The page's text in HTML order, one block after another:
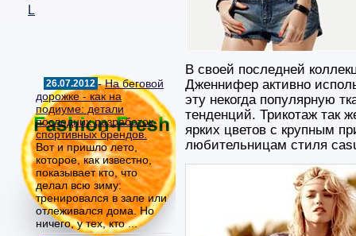
L
26.07.2012 -На беговой
дорожке - как на
подиуме: детали
последних разработок
спортивных брендов.
Вот и пришло лето,
которое, как известно,
показывает кто, что
делал всю зиму:
тренировался в зале или
отлеживался дома. Но
ничего, у тех, кто ...
В своей последней
Дженнифер активно
эту некогда популярную
тенденций. Трикотаж так
ярких цветов с крупным
любительницам стиля